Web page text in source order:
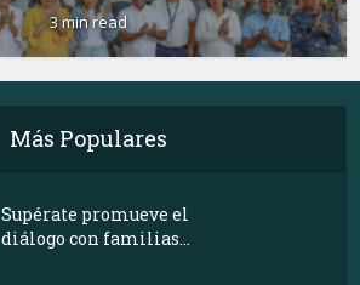
3 min read
Más Populares
Supérate promueve el
diálogo con familias...